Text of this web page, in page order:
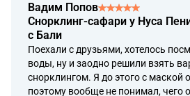
показывали куда плыть, были
стало не страшно. А потом уже
вылезать обратно. Очень
огромное спасибо команде лодки!
Вадим Попов
Снорклинг-сафари у Нуса
с Бали
Поехали с друзьями, хотелось
воды, ну и заодно решили взять
снорклингом. Я до этого с маской
поэтому вообще не понимал, чего